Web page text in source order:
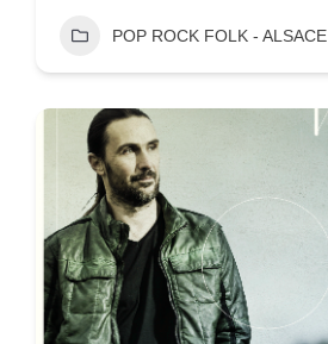
POP ROCK FOLK - ALSACE